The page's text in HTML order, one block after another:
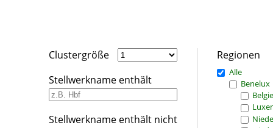
Clustergröße
Stellwerkname enthält
Stellwerkname enthält nicht
Regionen
Alle
Benelux